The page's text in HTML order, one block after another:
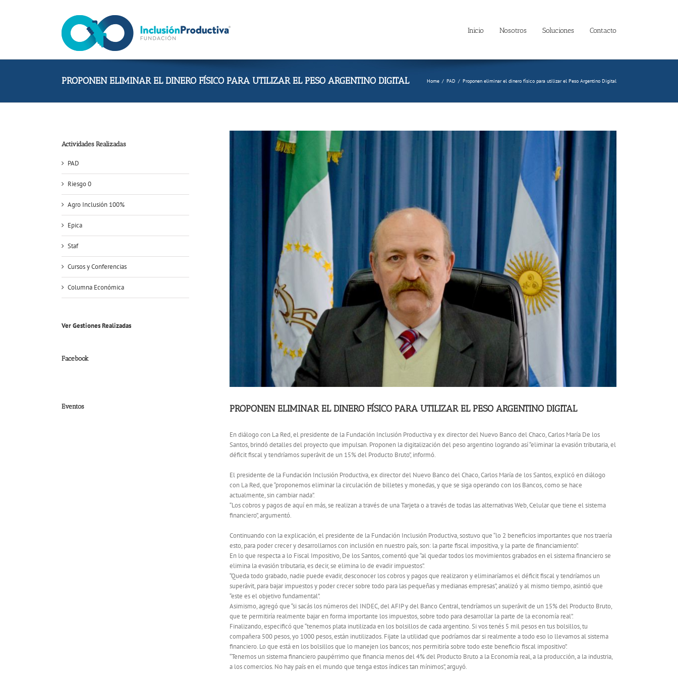
Inicio Nosotros Soluciones Contacto
PROPONEN ELIMINAR EL DINERO FÍSICO PARA UTILIZAR EL PESO ARGENTINO DIGITAL Home / PAD / Proponen eliminar el dinero físico para utilizar el Peso Argentino Digital
PROPONEN ELIMINAR EL DINERO FÍSICO PARA UTILIZAR EL PESO ARGENTINO DIGITAL
En diálogo con La Red, el presidente de la Fundación Inclusión Productiva y ex director del Nuevo Banco del Chaco, Carlos María De los
Santos, brindó detalles del proyecto que impulsan. Proponen la digitalización del peso argentino logrando así “eliminar la evasión tributaria, el
déficit fiscal y tendríamos superávit de un 15% del Producto Bruto”, informó.
El presidente de la Fundación Inclusión Productiva, ex director del Nuevo Banco del Chaco, Carlos María de los Santos, explicó en diálogo
con La Red, que “proponemos eliminar la circulación de billetes y monedas, y que se siga operando con los Bancos, como se hace
actualmente, sin cambiar nada”.
“Los cobros y pagos de aquí en más, se realizan a través de una Tarjeta o a través de todas las alternativas Web, Celular que tiene el sistema
financiero”, argumentó.
Continuando con la explicación, el presidente de la Fundación Inclusión Productiva, sostuvo que “lo 2 beneficios importantes que nos traería
esto, para poder crecer y desarrollarnos con inclusión en nuestro país, son: la parte fiscal impositiva, y la parte de financiamiento”.
En lo que respecta a lo Fiscal Impositivo, De los Santos, comentó que “al quedar todos los movimientos grabados en el sistema financiero se
elimina la evasión tributaria, es decir, se elimina lo de evadir impuestos”.
“Queda todo grabado, nadie puede evadir, desconocer los cobros y pagos que realizaron y eliminaríamos el déficit fiscal y tendríamos un
superávit, para bajar impuestos y poder crecer sobre todo para las pequeñas y medianas empresas”, analizó y al mismo tiempo, asintió que
“este es el objetivo fundamental”.
Asimismo, agregó que “si sacás los números del INDEC, del AFIP y del Banco Central, tendríamos un superávit de un 15% del Producto Bruto,
que te permitiría realmente bajar en forma importante los impuestos, sobre todo para desarrollar la parte de la economía real”.
Finalizando, especificó que “tenemos plata inutilizada en los bolsillos de cada argentino. Si vos tenés 5 mil pesos en tus bolsillos, tu
compañera 500 pesos, yo 1000 pesos, están inutilizados. Fijate la utilidad que podríamos dar si realmente a todo eso lo llevamos al sistema
financiero. Lo que está en los bolsillos que lo manejen los bancos; nos permitiría sobre todo este beneficio fiscal impositivo”.
“Tenemos un sistema financiero paupérrimo que financia menos del 4% del Producto Bruto a la Economía real, a la producción, a la industria,
a los comercios. No hay país en el mundo que tenga estos índices tan mínimos”, arguyó.
Actividades Realizadas
PAD
Riesgo 0
Agro Inclusión 100%
Epica
Staf
Cursos y Conferencias
Columna Económica
Ver Gestiones Realizadas
Facebook
Eventos